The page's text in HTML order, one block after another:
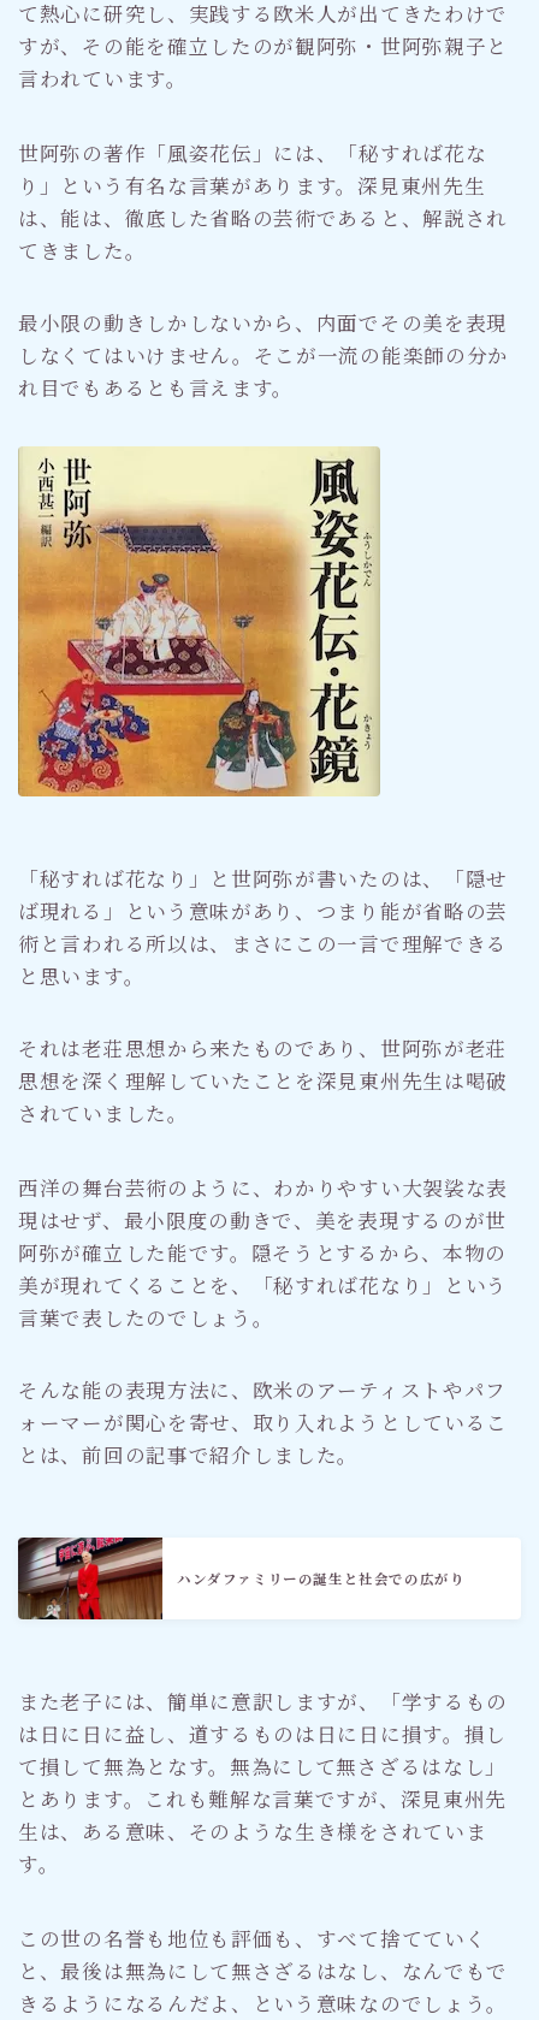
て熱心に研究し、実践する欧米人が出てきたわけで
すが、その能を確立したのが観阿弥・世阿弥親子と
言われています。
世阿弥の著作「風姿花伝」には、「秘すれば花な
り」という有名な言葉があります。深見東州先生
は、能は、徹底した省略の芸術であると、解説され
てきました。
最小限の動きしかしないから、内面でその美を表現
しなくてはいけません。そこが一流の能楽師の分か
れ目でもあるとも言えます。
「秘すれば花なり」と世阿弥が書いたのは、「隠せ
ば現れる」という意味があり、つまり能が省略の芸
術と言われる所以は、まさにこの一言で理解できる
と思います。
それは老荘思想から来たものであり、世阿弥が老荘
思想を深く理解していたことを深見東州先生は喝破
されていました。
西洋の舞台芸術のように、わかりやすい大袈裟な表
現はせず、最小限度の動きで、美を表現するのが世
阿弥が確立した能です。隠そうとするから、本物の
美が現れてくることを、「秘すれば花なり」という
言葉で表したのでしょう。
そんな能の表現方法に、欧米のアーティストやパフ
ォーマーが関心を寄せ、取り入れようとしているこ
とは、前回の記事で紹介しました。
ハンダファミリーの誕生と社会での広がり
また老子には、簡単に意訳しますが、「学するもの
は日に日に益し、道するものは日に日に損す。損し
て損して無為となす。無為にして無さざるはなし」
とあります。これも難解な言葉ですが、深見東州先
生は、ある意味、そのような生き様をされていま
す。
この世の名誉も地位も評価も、すべて捨てていく
と、最後は無為にして無さざるはなし、なんでもで
きるようになるんだよ、という意味なのでしょう。